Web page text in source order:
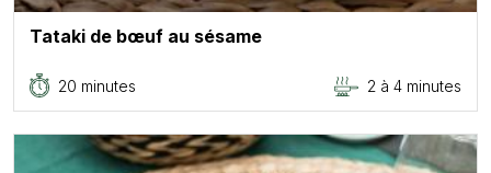
Tataki de bœuf au sésame
20 minutes 2 à 4 minutes